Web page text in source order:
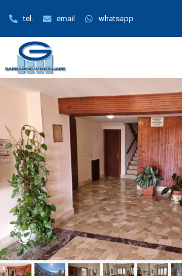
tel. email whatsapp